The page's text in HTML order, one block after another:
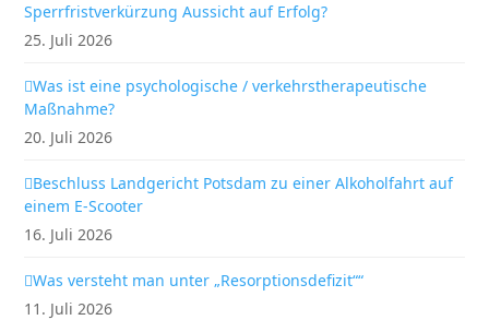
Sperrfristverkürzung Aussicht auf Erfolg?
25. Juli 2026
Was ist eine psychologische / verkehrstherapeutische
Maßnahme?
20. Juli 2026
Beschluss Landgericht Potsdam zu einer Alkoholfahrt auf
einem E-Scooter
16. Juli 2026
Was versteht man unter „Resorptionsdefizit““
11. Juli 2026